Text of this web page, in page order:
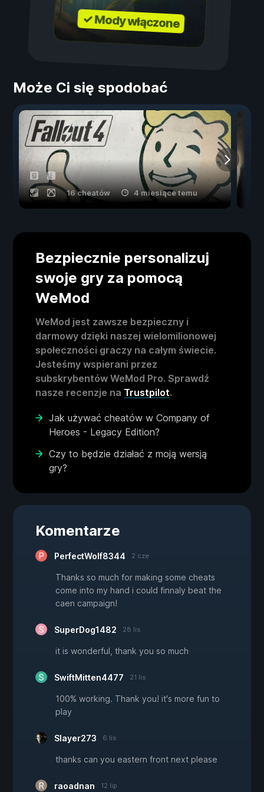
✓ Mody włączone
Może Ci się spodobać
16 cheatów 4 miesiące temu
Bezpiecznie personalizuj
swoje gry za pomocą
WeMod
WeMod jest zawsze bezpieczny i
darmowy dzięki naszej wielomilionowej
społeczności graczy na całym świecie.
Jesteśmy wspierani przez
subskrybentów WeMod Pro. Sprawdź
nasze recenzje na Trustpilot.
Jak używać cheatów w Company of
Heroes - Legacy Edition?
Czy to będzie działać z moją wersją
gry?
Komentarze
PerfectWolf8344 2 cze
Thanks so much for making some cheats
come into my hand i could finnaly beat the
caen campaign!
SuperDog1482 28 lis
it is wonderful, thank you so much
SwiftMitten4477 21 lis
100% working. Thank you! it's more fun to
play
Slayer273 6 lis
thanks can you eastern front next please
raoadnan 12 lip